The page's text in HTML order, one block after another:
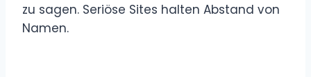
zu sagen. Seriöse Sites halten Abstand von
Namen.